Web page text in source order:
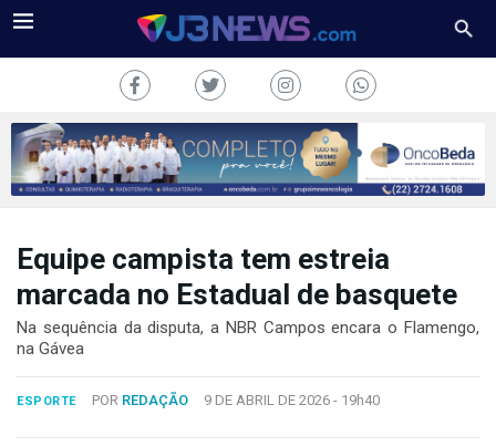
J3NEWS
TV
COLUNAS
FALE
Equipe campista tem estreia
marcada no Estadual de basquete
Na sequência da disputa, a NBR Campos encara o Flamengo,
na Gávea
ESPORTE POR REDAÇÃO 9 DE ABRIL DE 2026 - 19h40